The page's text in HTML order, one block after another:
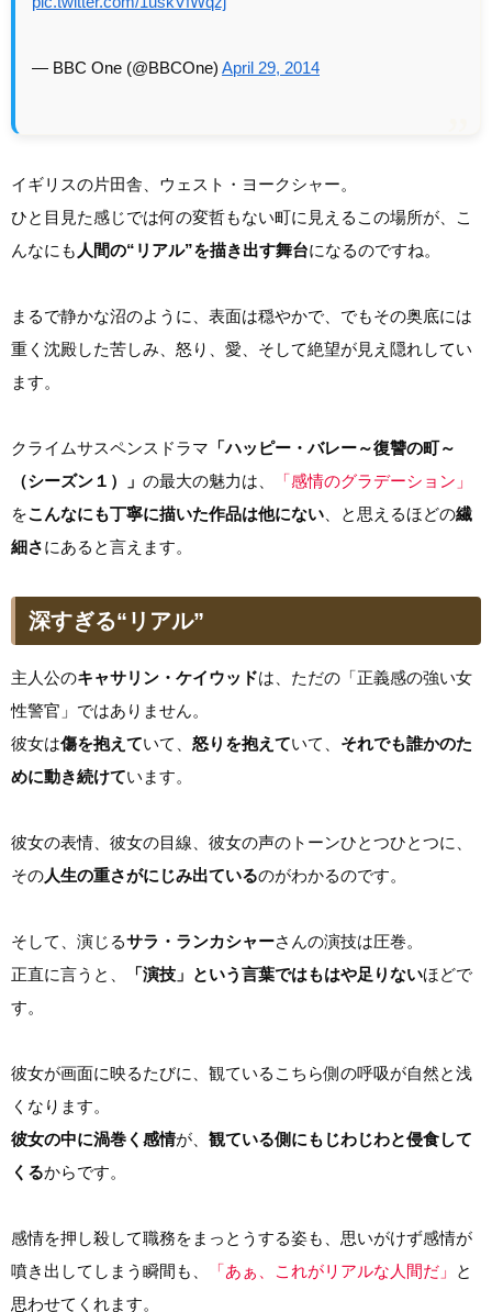
— BBC One (@BBCOne) April 29, 2014
イギリスの片田舎、ウェスト・ヨークシャー。
ひと目見た感じでは何の変哲もない町に見えるこの場所が、こ
んなにも 人間の“リアル”を描き出す舞台になるのですね。
まるで静かな沼のように、表面は穏やかで、でもその奥底には
重く沈殿した苦しみ、怒り、愛、そして絶望が見え隠れしてい
ます。
クライムサスペンスドラマ 「ハッピー・バレー～復讐の町～
（シーズン１）」 の最大の魅力は、
「感情のグラデーション」
をこんなにも丁寧に描いた作品は他にない 、と思えるほどの繊
細さにあると言えます。
深すぎる“リアル”
主人公のキャサリン・ケイウッドは、ただの「正義感の強い女
性警官」ではありません。
彼女は傷を抱えていて、 怒りを抱えていて、 それでも誰かのた
めに動き続けています。
彼女の表情、彼女の目線、彼女の声のトーンひとつひとつに、
その人生の重さがにじみ出ているのがわかるのです。
そして、演じるサラ・ランカシャーさんの演技は圧巻。
正直に言うと、
「演技」という言葉ではもはや足りないほどで
す。
彼女が画面に映るたびに、観ているこちら側の呼吸が自然と浅
くなります。
彼女の中に渦巻く感情が、 観ている側にもじわじわと侵食して
くるからです。
感情を押し殺して職務をまっとうする姿も、思いがけず感情が
噴き出してしまう瞬間も、
「あぁ、これがリアルな人間だ」
と
思わせてくれます。